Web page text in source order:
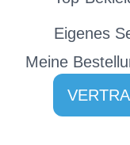
Eigenes
Meine